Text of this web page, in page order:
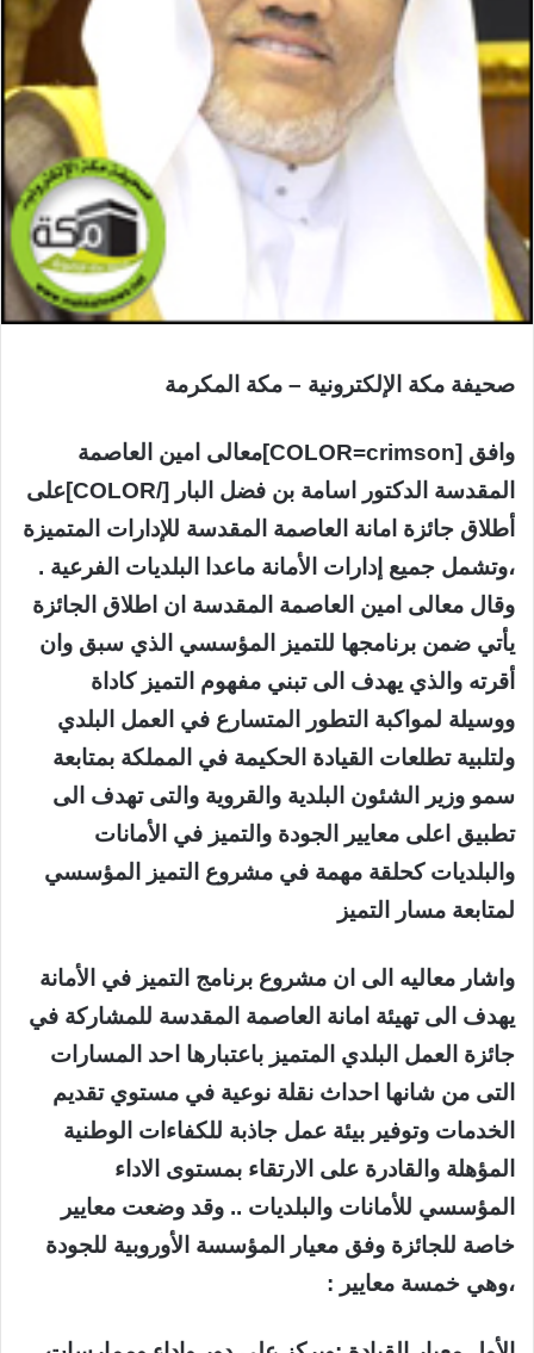
صحيفة مكة الإلكترونية – مكة المكرمة
وافق [COLOR=crimson]معالى امين العاصمة
المقدسة الدكتور اسامة بن فضل البار [/COLOR]على
أطلاق جائزة امانة العاصمة المقدسة للإدارات المتميزة
،وتشمل جميع إدارات الأمانة ماعدا البلديات الفرعية .
وقال معالى امين العاصمة المقدسة ان اطلاق الجائزة
يأتي ضمن برنامجها للتميز المؤسسي الذي سبق وان
أقرته والذي يهدف الى تبني مفهوم التميز كاداة
ووسيلة لمواكبة التطور المتسارع في العمل البلدي
ولتلبية تطلعات القيادة الحكيمة في المملكة بمتابعة
سمو وزير الشئون البلدية والقروية والتى تهدف الى
تطبيق اعلى معايير الجودة والتميز في الأمانات
والبلديات كحلقة مهمة في مشروع التميز المؤسسي
لمتابعة مسار التميز
واشار معاليه الى ان مشروع برنامج التميز في الأمانة
يهدف الى تهيئة امانة العاصمة المقدسة للمشاركة في
جائزة العمل البلدي المتميز باعتبارها احد المسارات
التى من شانها احداث نقلة نوعية في مستوي تقديم
الخدمات وتوفير بيئة عمل جاذبة للكفاءات الوطنية
المؤهلة والقادرة على الارتقاء بمستوى الاداء
المؤسسي للأمانات والبلديات .. وقد وضعت معايير
خاصة للجائزة وفق معيار المؤسسة الأوروبية للجودة
،وهي خمسة معايير :